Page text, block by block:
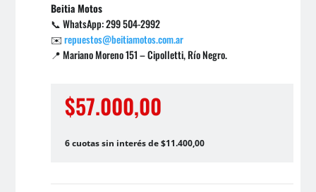
Beitia Motos
📞 WhatsApp: 299 504-2992
✉️repuestos@beitiamotos.com.ar
📍 Mariano Moreno 151 – Cipolletti, Río Negro.
$57.000,00
6 cuotas sin interés de $11.400,00